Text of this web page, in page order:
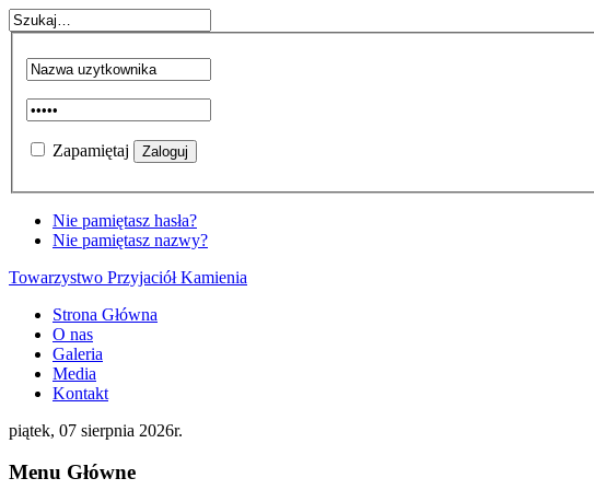
Zapamiętaj
Nie pamiętasz hasła?
Nie pamiętasz nazwy?
Towarzystwo Przyjaciół Kamienia
Strona Główna
O nas
Galeria
Media
Kontakt
piątek, 07 sierpnia 2026r.
Menu Główne